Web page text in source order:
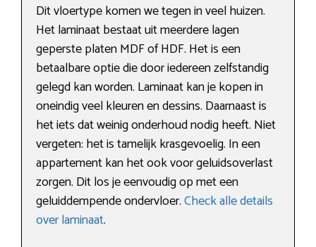
Dit vloertype komen we tegen in veel huizen.
Het laminaat bestaat uit meerdere lagen
geperste platen MDF of HDF. Het is een
betaalbare optie die door iedereen zelfstandig
gelegd kan worden. Laminaat kan je kopen in
oneindig veel kleuren en dessins. Daarnaast is
het iets dat weinig onderhoud nodig heeft. Niet
vergeten: het is tamelijk krasgevoelig. In een
appartement kan het ook voor geluidsoverlast
zorgen. Dit los je eenvoudig op met een
geluiddempende ondervloer.Check alle details
over laminaat.